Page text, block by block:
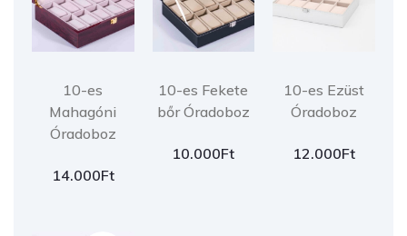
10-es
Mahagóni
Óradoboz
14.000Ft
10-es Fekete
bőr Óradoboz
10.000Ft
10-es Ezüst
Óradoboz
12.000Ft